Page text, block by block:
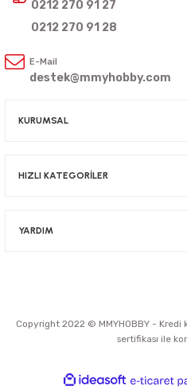
0212 270 91 27
0212 270 91 28
E-Mail
destek@mmyhobby.com
KURUMSAL
HIZLI KATEGORİLER
YARDIM
Copyright 2022 © MMYHOBBY - Kredi
sertifikası ile
ideasoft